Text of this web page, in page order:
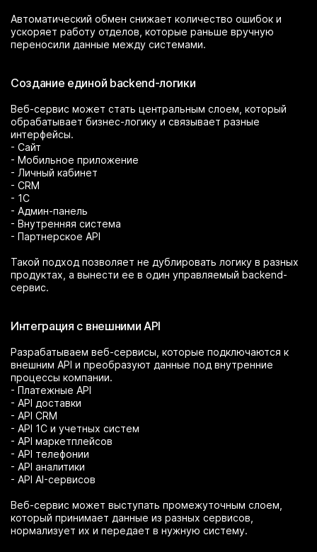
Автоматический обмен снижает количество ошибок и
ускоряет работу отделов, которые раньше вручную
переносили данные между системами.
Создание единой backend-логики
Веб-сервис может стать центральным слоем, который
обрабатывает бизнес-логику и связывает разные
интерфейсы.
- Сайт
- Мобильное приложение
- Личный кабинет
- CRM
- 1С
- Админ-панель
- Внутренняя система
- Партнерское API
Такой подход позволяет не дублировать логику в разных
продуктах, а вынести ее в один управляемый backend-
сервис.
Интеграция с внешними API
Разрабатываем веб-сервисы, которые подключаются к
внешним API и преобразуют данные под внутренние
процессы компании.
- Платежные API
- API доставки
- API CRM
- API 1С и учетных систем
- API маркетплейсов
- API телефонии
- API аналитики
- API AI-сервисов
Веб-сервис может выступать промежуточным слоем,
который принимает данные из разных сервисов,
нормализует их и передает в нужную систему.